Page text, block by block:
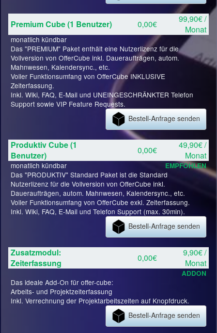
Premium Cube (1 Benutzer) 0,00€
99,90€ /
Monat
monatlich kündbar
Das "PREMIUM" Paket enthält eine Nutzerlizenz für die
Vollversion von OfferCube inkl. Daueraufträgen, autom.
Mahnwesen, Kalendersync., etc.
Voller Funktionsumfang von OfferCube INKLUSIVE
Zeiterfassung.
Inkl. Wiki, FAQ, E-Mail und UNEINGESCHRÄNKTER Telefon
Support sowie VIP Feature Requests.
Bestell-Anfrage senden
Produktiv Cube (1
Benutzer)
0,00€
49,90€ /
Monat
monatlich kündbar EMPFOHLEN
Das "PRODUKTIV" Standard Paket ist die Standard
Nutzerlizenz für die Vollversion von OfferCube inkl.
Daueraufträgen, autom. Mahnwesen, Kalendersync., etc.
Voller Funktionsumfang von OfferCube exkl. Zeiterfassung.
Inkl. Wiki, FAQ, E-Mail und Telefon Support (max. 30min).
Bestell-Anfrage senden
Zusatzmodul:
Zeiterfassung
0,00€
9,90€ /
Monat
ADDON
Das ideale Add-On für offer-cube:
Arbeits- und Projektzeiterfassung
Inkl. Verrechnung der Projektarbeitszeiten auf Knopfdruck.
Bestell-Anfrage senden